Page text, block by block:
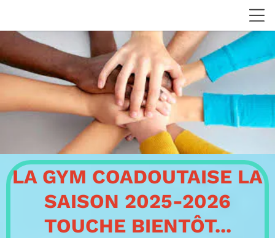
LA GYM COADOUTAISE LA
SAISON 2025-2026
TOUCHE BIENTÔT...